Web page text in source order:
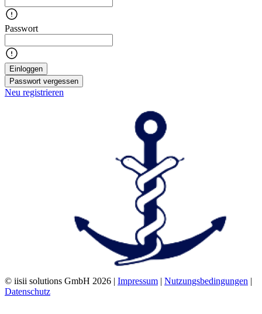
Passwort
Einloggen
Passwort vergessen
Neu registrieren
© iisii solutions GmbH 2026 | Impressum | Nutzungsbedingungen |
Datenschutz